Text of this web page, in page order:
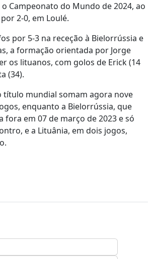
Campeonato do Mundo de 2024, ao
2-0, em Loulé.
por 5-3 na receção à Bielorrússia e
a formação orientada por Jorge
os lituanos, com golos de Erick (14
(34).
título mundial somam agora nove
enquanto a Bielorrússia, que
em 07 de março de 2023 e só
e a Lituânia, em dois jogos,